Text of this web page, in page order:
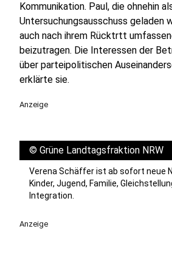
Kommunikation. Paul, die ohnehin
Untersuchungsausschuss geladen
auch nach ihrem Rücktrtt
beizutragen. Die Interessen der
über parteipolitischen
erklärte sie.
Anzeige
© Grüne Landtagsfraktion NRW
Verena Schäffer ist ab sofort neue
Kinder, Jugend, Familie,
Integration.
Anzeige